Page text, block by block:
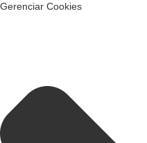
Gerenciar Cookies